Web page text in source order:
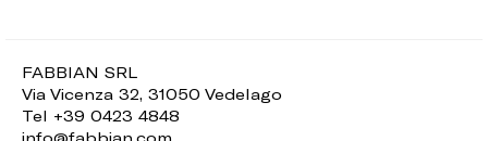
FABBIAN SRL
Via Vicenza 32, 31050 Vedelago
Tel +39 0423 4848